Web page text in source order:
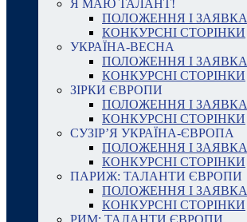
Я МАЮ ТАЛАНТ!
ПОЛОЖЕННЯ І ЗАЯВКА
КОНКУРСНІ СТОРІНКИ
УКРАЇНА-ВЕСНА
ПОЛОЖЕННЯ І ЗАЯВКА
КОНКУРСНІ СТОРІНКИ
ЗІРКИ ЄВРОПИ
ПОЛОЖЕННЯ І ЗАЯВКА
КОНКУРСНІ СТОРІНКИ
СУЗІР’Я УКРАЇНА-ЄВРОПА
ПОЛОЖЕННЯ І ЗАЯВКА
КОНКУРСНІ СТОРІНКИ
ПАРИЖ: ТАЛАНТИ ЄВРОПИ
ПОЛОЖЕННЯ І ЗАЯВКА
КОНКУРСНІ СТОРІНКИ
РИМ: ТАЛАНТИ ЄВРОПИ